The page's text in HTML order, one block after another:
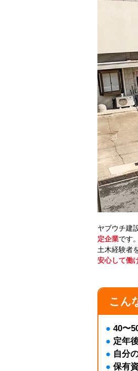
ヤブウチ建
定企業です。
土木経験者
安心して働
こん
● 40〜
● 定年
● 自分
● 保有